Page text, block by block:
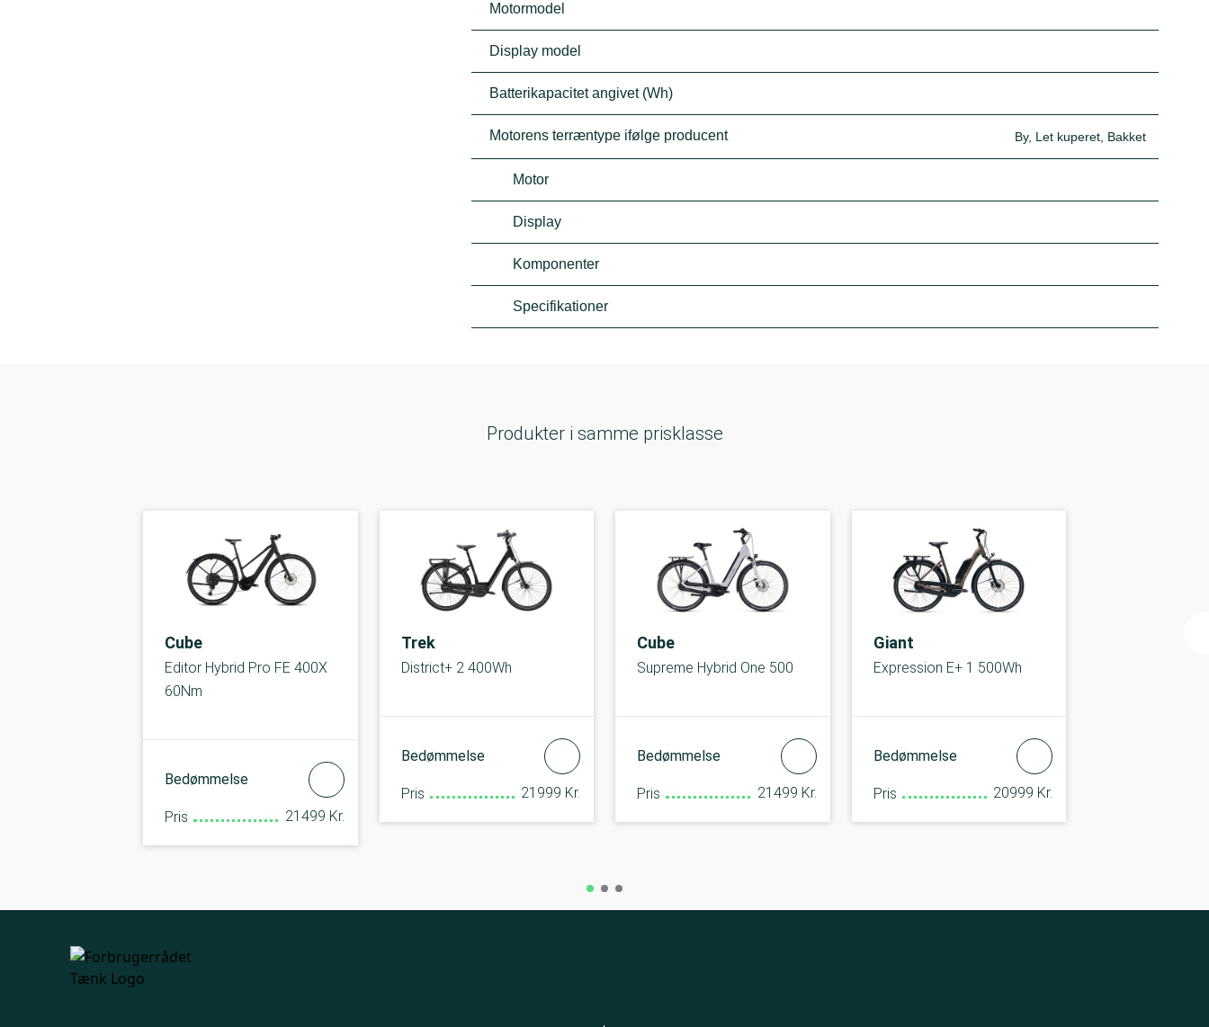
Motormodel
Display model
Batterikapacitet angivet (Wh)
Motorens terræntype ifølge producent By, Let kuperet, Bakket
Motor
Display
Komponenter
Specifikationer
Produkter i samme prisklasse
Cube
Editor Hybrid Pro FE 400X
60Nm
Bedømmelse
Pris 21499 Kr.
Trek
District+ 2 400Wh
Bedømmelse
Pris 21999 Kr.
Cube
Supreme Hybrid One 500
Bedømmelse
Pris 21499 Kr.
Giant
Expression E+ 1 500Wh
Bedømmelse
Pris 20999 Kr.